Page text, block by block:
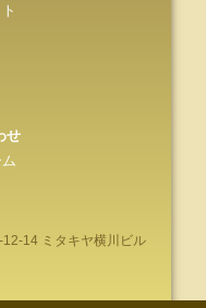
せ
14 ミタキヤ横川ビル